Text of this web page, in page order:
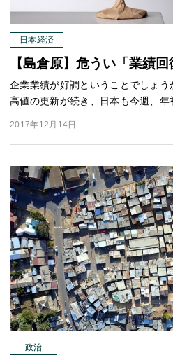
日本経済
【島倉原】危うい「業績
企業業績が好調ということでしょ
高値の更新が続き、日本も今週、
2017年12月14日
政治